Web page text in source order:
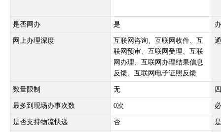
是否网办 是
网上办理深度
互联网咨询、互联网收件、互
联网预审、互联网受理、互联
网办理、互联网办理结果信息
反馈、互联网电子证照反馈
数量限制 无
最多到现场办事次数 0次
是否支持物流快递 否